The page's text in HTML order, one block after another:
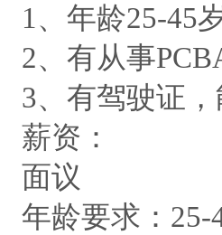
1、年龄25-45
2、有从事
3、有驾驶证
薪资：
面议
年龄要求：25-